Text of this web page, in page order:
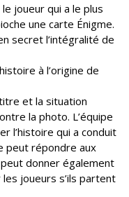
joueur qui a le plus
une carte Énigme.
secret l’intégralité de
à l’origine de
et la situation
la photo. L’équipe
l’histoire qui a conduit
peut répondre aux
donner également
joueurs s’ils partent